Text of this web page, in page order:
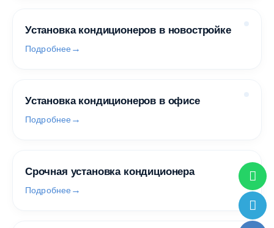
Установка кондиционеров в новостройке
Подробнее
Установка кондиционеров в офисе
Подробнее
Срочная установка кондиционера
Подробнее